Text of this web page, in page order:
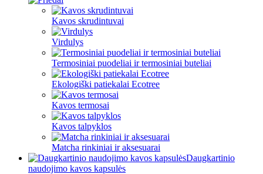
Kavos skrudintuvai
Virdulys
Termosiniai puodeliai ir termosiniai buteliai
Ekologiški patiekalai Ecotree
Kavos termosai
Kavos talpyklos
Matcha rinkiniai ir aksesuarai
Daugkartinio
naudojimo kavos kapsulės